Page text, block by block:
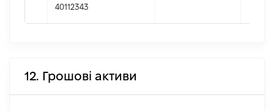
40112343
12. Грошові активи